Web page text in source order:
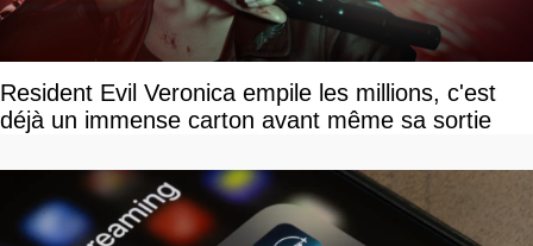
Resident Evil Veronica empile les millions, c'est
déjà un immense carton avant même sa sortie